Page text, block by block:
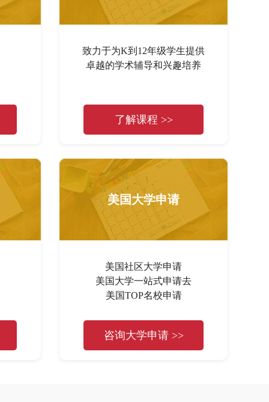
致力于为K到12年级学生提供
卓越的学术辅导和兴趣培养
了解课程 >>
美国大学申请
美国社区大学申请
美国大学一站式申请去
美国TOP名校申请
咨询大学申请 >>